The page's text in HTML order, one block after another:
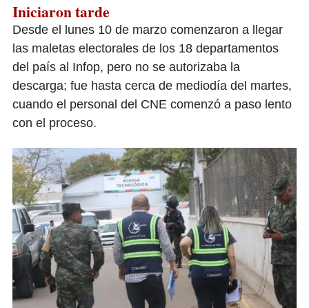
Iniciaron tarde
Desde el lunes 10 de marzo comenzaron a llegar
las maletas electorales de los 18 departamentos
del país al Infop, pero no se autorizaba la
descarga; fue hasta cerca de mediodía del martes,
cuando el personal del CNE comenzó a paso lento
con el proceso.